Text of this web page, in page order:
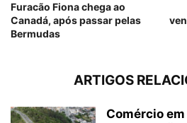
Furacão Fiona chega ao
Canadá, após passar pelas
Bermudas
ARTIGOS
Comércio